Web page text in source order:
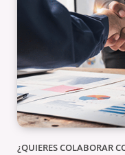
¿QUIERES COLABORAR